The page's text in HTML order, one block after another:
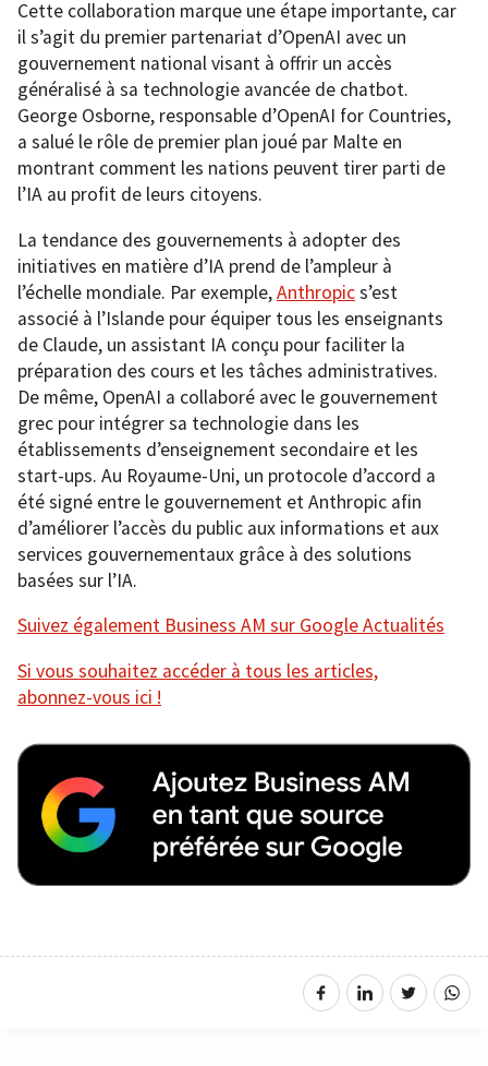
Cette collaboration marque une étape importante, car
il s’agit du premier partenariat d’OpenAI avec un
gouvernement national visant à offrir un accès
généralisé à sa technologie avancée de chatbot.
George Osborne, responsable d’OpenAI for Countries,
a salué le rôle de premier plan joué par Malte en
montrant comment les nations peuvent tirer parti de
l’IA au profit de leurs citoyens.
La tendance des gouvernements à adopter des
initiatives en matière d’IA prend de l’ampleur à
l’échelle mondiale. Par exemple,Anthropics’est
associé à l’Islande pour équiper tous les enseignants
de Claude, un assistant IA conçu pour faciliter la
préparation des cours et les tâches administratives.
De même, OpenAI a collaboré avec le gouvernement
grec pour intégrer sa technologie dans les
établissements d’enseignement secondaire et les
start-ups. Au Royaume-Uni, un protocole d’accord a
été signé entre le gouvernement et Anthropic afin
d’améliorer l’accès du public aux informations et aux
services gouvernementaux grâce à des solutions
basées sur l’IA.
Suivez également Business AM sur Google Actualités
Si vous souhaitez accéder à tous les articles,
abonnez-vous ici !